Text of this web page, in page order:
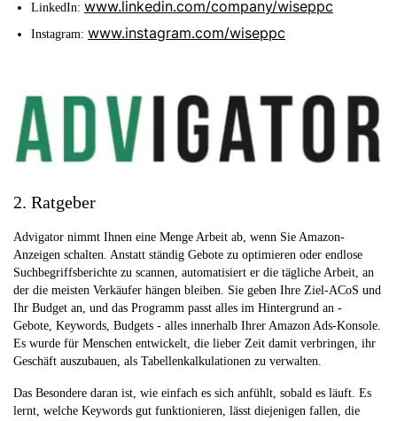
LinkedIn: www.linkedin.com/company/wiseppc
Instagram: www.instagram.com/wiseppc
2. Ratgeber
Advigator nimmt Ihnen eine Menge Arbeit ab, wenn Sie Amazon-
Anzeigen schalten. Anstatt ständig Gebote zu optimieren oder endlose
Suchbegriffsberichte zu scannen, automatisiert er die tägliche Arbeit, an
der die meisten Verkäufer hängen bleiben. Sie geben Ihre Ziel-ACoS und
Ihr Budget an, und das Programm passt alles im Hintergrund an -
Gebote, Keywords, Budgets - alles innerhalb Ihrer Amazon Ads-Konsole.
Es wurde für Menschen entwickelt, die lieber Zeit damit verbringen, ihr
Geschäft auszubauen, als Tabellenkalkulationen zu verwalten.
Das Besondere daran ist, wie einfach es sich anfühlt, sobald es läuft. Es
lernt, welche Keywords gut funktionieren, lässt diejenigen fallen, die